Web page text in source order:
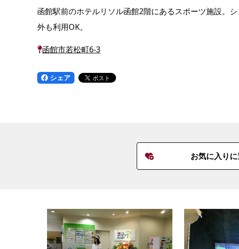
函館駅前のホテルリソル函館2階にあるスポーツ施設。
外も利用OK。
函館市若松町6-3
シェア
お気に入り